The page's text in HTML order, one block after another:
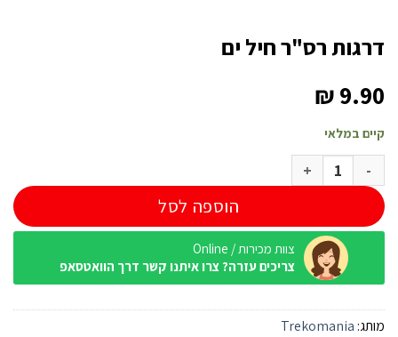
דרגות רס"ר חיל ים
₪9.90
קיים במלאי
כמות של דרגות רס"ר חיל ים
הוספה לסל
צוות מכירות / Online
צריכים עזרה? צרו איתנו קשר דרך הוואטסאפ
מותג: Trekomania